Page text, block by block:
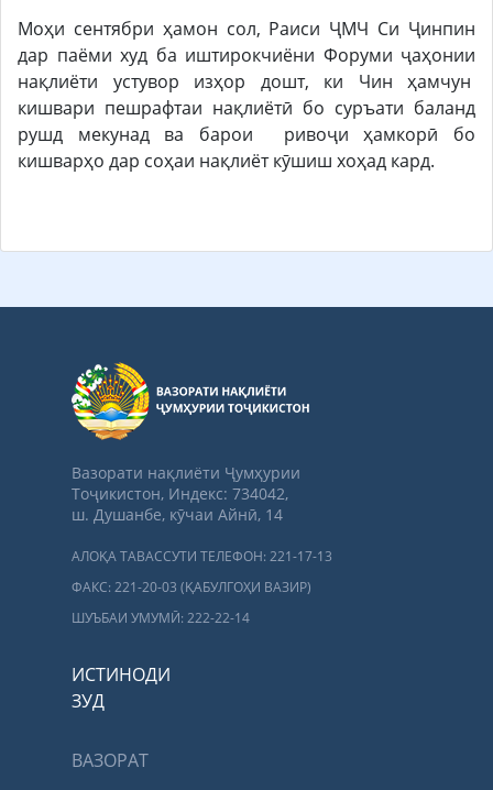
Моҳи сентябри ҳамон сол, Раиси ҶМЧ Си Ҷинпин
дар паёми худ ба иштирокчиёни Форуми ҷаҳонии
нақлиёти устувор изҳор дошт, ки Чин ҳамчун
кишвари пешрафтаи нақлиётӣ бо суръати баланд
рушд мекунад ва барои ривоҷи ҳамкорӣ бо
кишварҳо дар соҳаи нақлиёт кӯшиш хоҳад кард.
Вазорати нақлиёти Ҷумҳурии
Тоҷикистон, Индекс: 734042,
ш. Душанбе, кӯчаи Айнӣ, 14
АЛОҚА ТАВАССУТИ ТЕЛЕФОН: 221-17-13
ФАКС: 221-20-03 (ҚАБУЛГОҲИ ВАЗИР)
ШУЪБАИ УМУМӢ: 222-22-14
ИСТИНОДИ
ЗУД
ВАЗОРАТ